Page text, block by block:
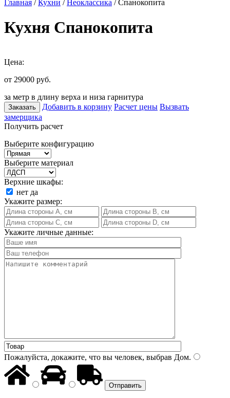
Главная / Кухни / Неоклассика / Спанокопита
Кухня Спанокопита
Цена:
от 29000 руб.
за метр в длину верха и низа гарнитура
Заказать Добавить в корзину Расчет цены Вызвать
замерщика
Получить расчет
Выберите конфигурацию
Выберите материал
Верхние шкафы:
нет да
Укажите размер:
Укажите личные данные:
Пожалуйста, докажите, что вы человек, выбрав Дом.